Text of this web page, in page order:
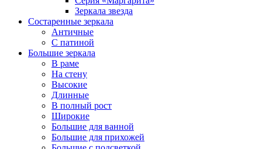
Зеркала звезда
Состаренные зеркала
Античные
С патиной
Большие зеркала
В раме
На стену
Высокие
Длинные
В полный рост
Широкие
Большие для ванной
Большие для прихожей